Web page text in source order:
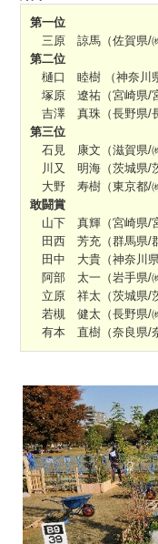
第一位
三原 諒馬（佐賀県/㈱
第二位
樋口 睦樹 （神奈川県
塚原 遼祐（宮崎県/
吉澤 真珠（長野県/長
第三位
石見 康文（滋賀県/
川又 明海（茨城県/
大野 寿樹（東京都/㈱
敢闘賞
山下 真輝（宮崎県/
田西 芳充（群馬県/群
田中 大貴（神奈川県/
阿部 太一（岩手県/㈱
立原 祥太（茨城県/
若槻 健太（長野県/㈱
有本 直樹（奈良県/奈